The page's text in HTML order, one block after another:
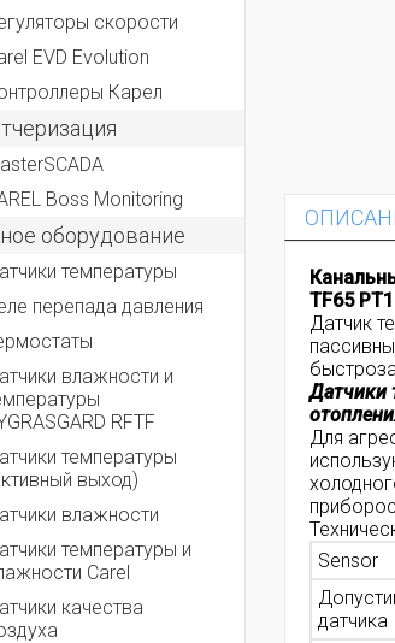
скорости
EVD Evolution
Карел
Boss Monitoring
оборудование
температуры
перепада давления
влажности и
RFTF
температуры
выход)
влажности
температуры и
Carel
качества
TF65
Датчик
Датчики
Для
Sensor
датчика